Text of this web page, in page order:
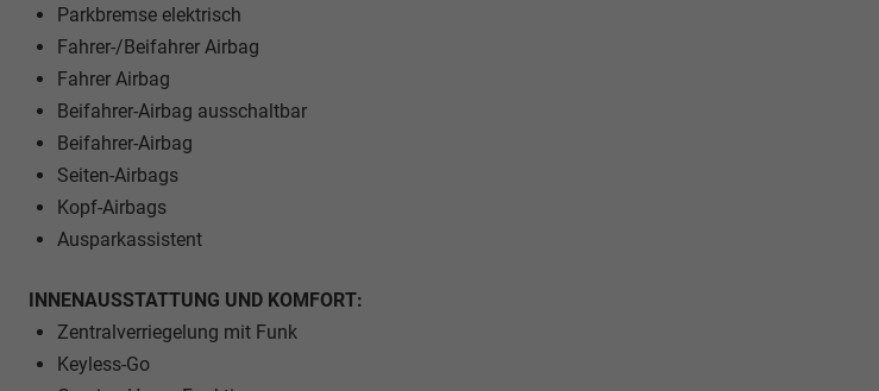
Parkbremse elektrisch
Fahrer-/Beifahrer Airbag
Fahrer Airbag
Beifahrer-Airbag ausschaltbar
Beifahrer-Airbag
Seiten-Airbags
Kopf-Airbags
Ausparkassistent
INNENAUSSTATTUNG UND KOMFORT:
Zentralverriegelung mit Funk
Keyless-Go